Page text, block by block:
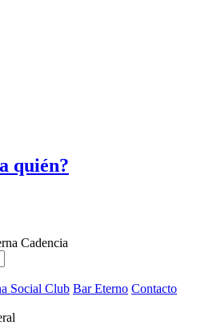
quién?
Cadencia
Social Club Bar Eterno Contacto